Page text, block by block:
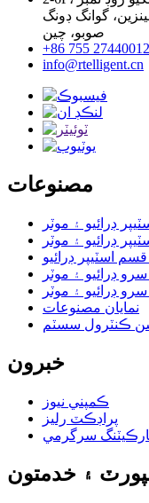
گوانگ ڊونگ
صوبو، چين
+86 755 27440012
info@rtelligent.cn
مصنوعات
ڊرائيو ۽ موٽر
ڊرائيو ۽ موٽر
اسٽيپر ڊرائيو
ڊرائيو ۽ موٽر
ڊرائيو ۽ موٽر
نمايان مصنوعات
ڪنٽرول سسٽم
خبرون
ڪمپني نيوز
پراڊڪٽ رليز
سرگرمي
۽ خدمتون